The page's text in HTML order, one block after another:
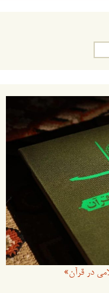
در قرآن»